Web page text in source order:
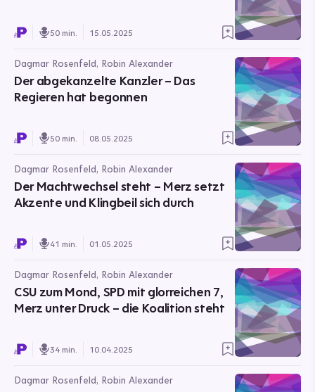
50 min. 15.05.2025
Dagmar Rosenfeld, Robin Alexander
Der abgekanzelte Kanzler – Das
Regieren hat begonnen
50 min. 08.05.2025
Dagmar Rosenfeld, Robin Alexander
Der Machtwechsel steht – Merz setzt
Akzente und Klingbeil sich durch
41 min. 01.05.2025
Dagmar Rosenfeld, Robin Alexander
CSU zum Mond, SPD mit glorreichen 7,
Merz unter Druck – die Koalition steht
34 min. 10.04.2025
Dagmar Rosenfeld, Robin Alexander